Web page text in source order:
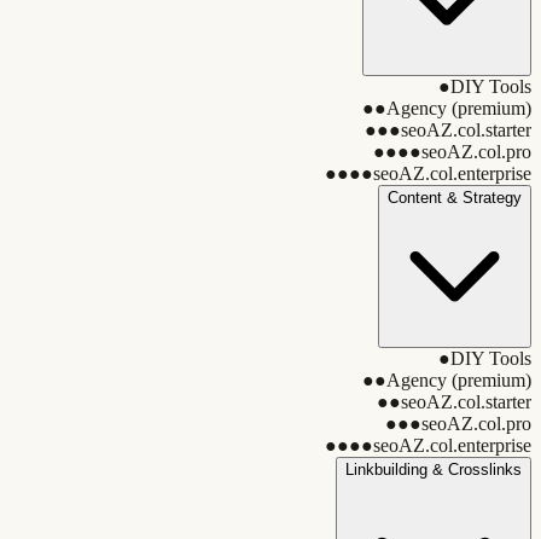
DIY Tools
●
Agency (premium)
●●
seoAZ.col.starter
●●●
seoAZ.col.pro
●●●●
seoAZ.col.enterprise
●●●●
Content & Strategy
DIY Tools
●
Agency (premium)
●●
seoAZ.col.starter
●●
seoAZ.col.pro
●●●
seoAZ.col.enterprise
●●●●
Linkbuilding & Crosslinks